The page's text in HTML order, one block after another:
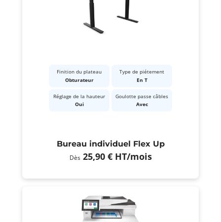
Finition du plateau
Obturateur
Type de piétement
En T
Réglage de la hauteur
Oui
Goulotte passe câbles
Avec
Bureau individuel Flex Up
Dès 25,90 € HT/mois